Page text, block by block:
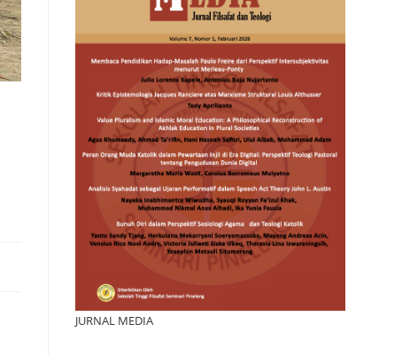
JURNAL MEDIA